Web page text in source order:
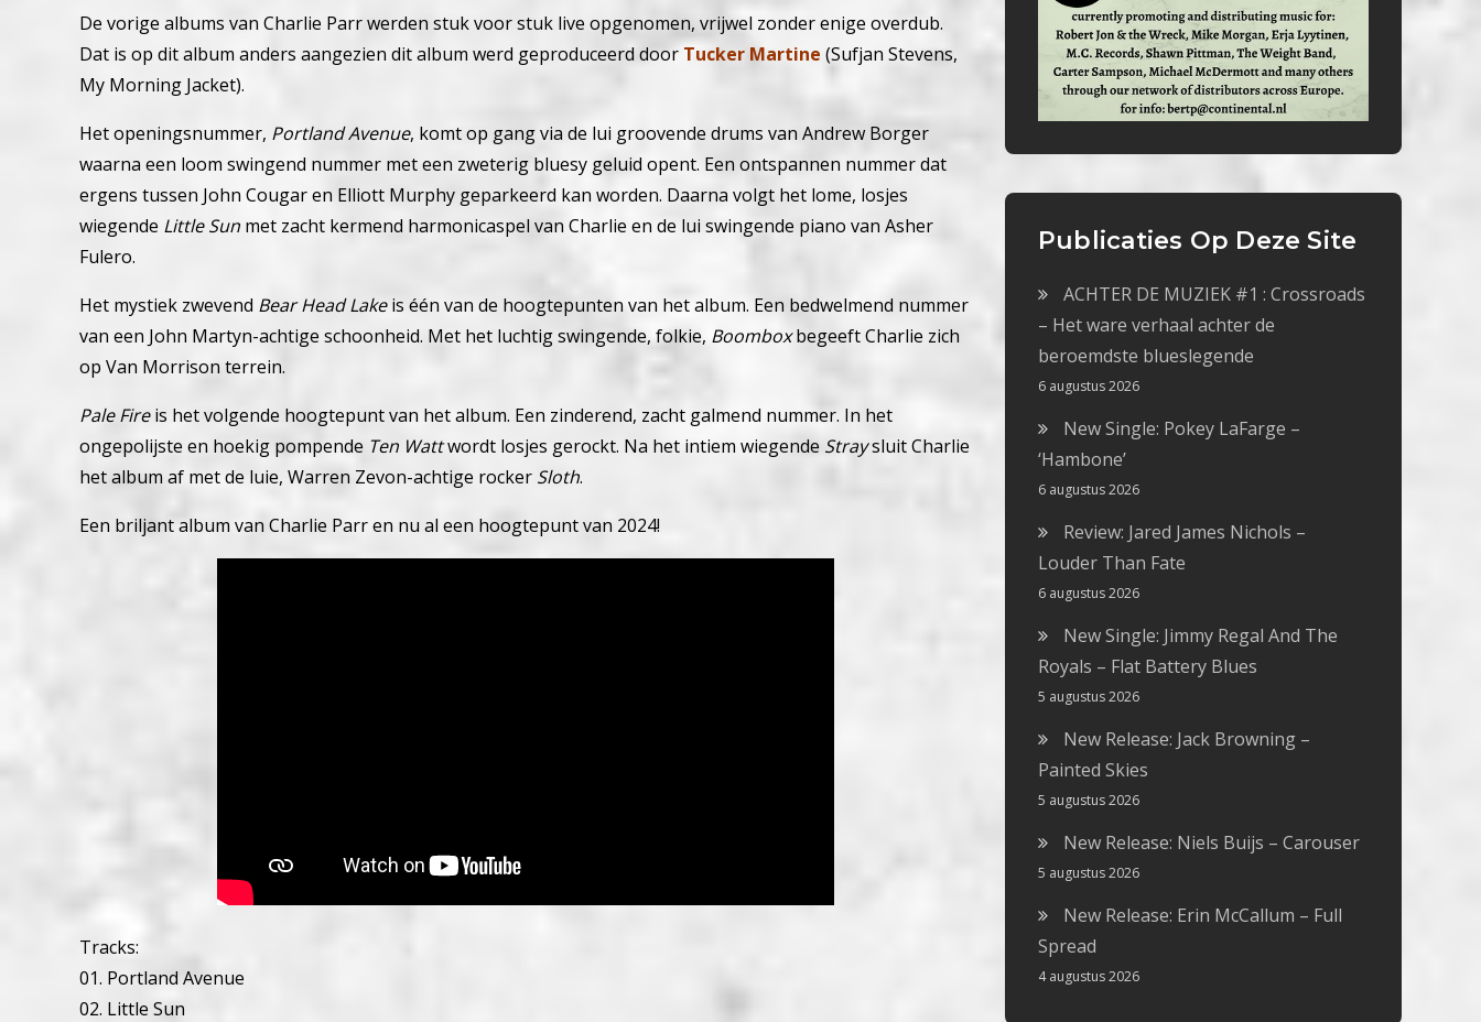
De vorige albums van Charlie Parr werden stuk voor stuk live opgenomen, vrijwel zonder enige overdub.
Dat is op dit album anders aangezien dit album werd geproduceerd door Tucker Martine (Sufjan Stevens,
My Morning Jacket).
Het openingsnummer, Portland Avenue, komt op gang via de lui groovende drums van Andrew Borger
waarna een loom swingend nummer met een zweterig bluesy geluid opent. Een ontspannen nummer dat
ergens tussen John Cougar en Elliott Murphy geparkeerd kan worden. Daarna volgt het lome, losjes
wiegende Little Sun met zacht kermend harmonicaspel van Charlie en de lui swingende piano van Asher
Fulero.
Het mystiek zwevend Bear Head Lakeis één van de hoogtepunten van het album. Een bedwelmend nummer
van een John Martyn-achtige schoonheid. Met het luchtig swingende, folkie, Boomboxbegeeft Charlie zich
op Van Morrison terrein.
Pale Fireis het volgende hoogtepunt van het album. Een zinderend, zacht galmend nummer. In het
ongepolijste en hoekig pompende Ten Wattwordt losjes gerockt. Na het intiem wiegende Straysluit Charlie
het album af met de luie, Warren Zevon-achtige rocker Sloth.
Een briljant album van Charlie Parr en nu al een hoogtepunt van 2024!
Tracks:
01. Portland Avenue
02. Little Sun
Publicaties Op Deze Site
ACHTER DE MUZIEK #1 : Crossroads
– Het ware verhaal achter de
beroemdste blueslegende
6 augustus 2026
New Single: Pokey LaFarge –
‘Hambone’
6 augustus 2026
Review: Jared James Nichols –
Louder Than Fate
6 augustus 2026
New Single: Jimmy Regal And The
Royals – Flat Battery Blues
5 augustus 2026
New Release: Jack Browning –
Painted Skies
5 augustus 2026
New Release: Niels Buijs – Carouser
5 augustus 2026
New Release: Erin McCallum – Full
Spread
4 augustus 2026